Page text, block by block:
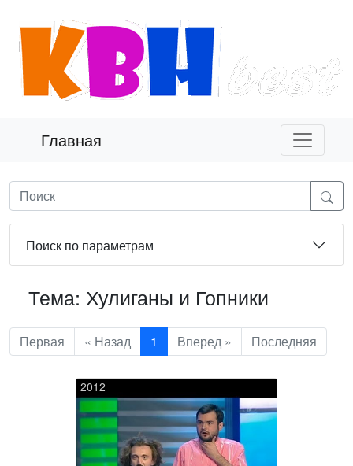
Главная
Поиск по параметрам
Тема: Хулиганы и Гопники
Первая « Назад 1 Вперед » Последняя
2012